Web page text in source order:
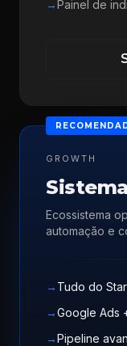
→ Painel de
GROWTH
Ecossistema
automação e
→ Tudo do
→Google Ads
→Pipeline